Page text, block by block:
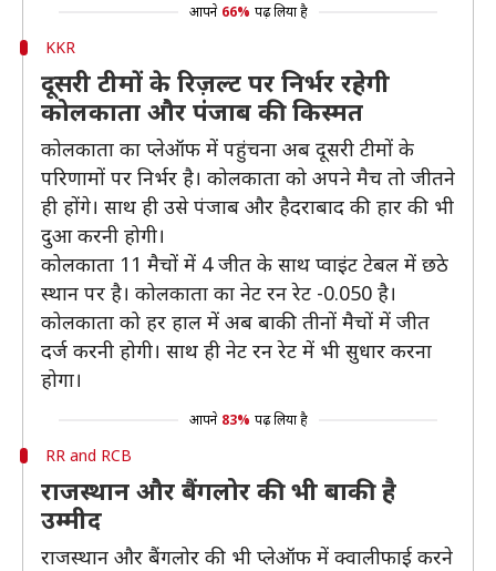
आपने 66% पढ़ लिया है
KKR
दूसरी टीमों के रिज़ल्ट पर निर्भर रहेगी
कोलकाता और पंजाब की किस्मत
कोलकाता का प्लेऑफ में पहुंचना अब दूसरी टीमों के
परिणामों पर निर्भर है। कोलकाता को अपने मैच तो जीतने
ही होंगे। साथ ही उसे पंजाब और हैदराबाद की हार की भी
दुआ करनी होगी।
कोलकाता 11 मैचों में 4 जीत के साथ प्वाइंट टेबल में छठे
स्थान पर है। कोलकाता का नेट रन रेट -0.050 है।
कोलकाता को हर हाल में अब बाकी तीनों मैचों में जीत
दर्ज करनी होगी। साथ ही नेट रन रेट में भी सुधार करना
होगा।
आपने 83% पढ़ लिया है
RR and RCB
राजस्थान और बैंगलोर की भी बाकी है
उम्मीद
राजस्थान और बैंगलोर की भी प्लेऑफ में क्वालीफाई करने